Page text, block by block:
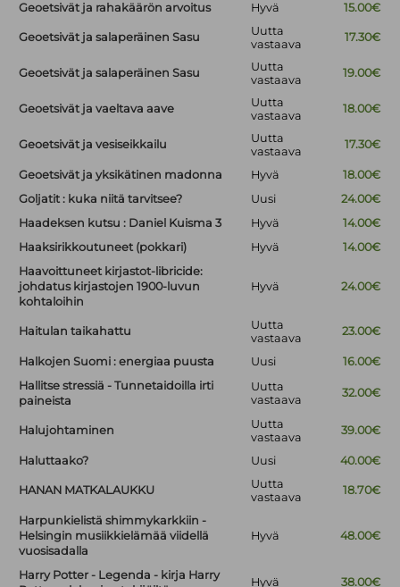
Geoetsivät ja rahakäärön arvoitus Hyvä 15.00€
Geoetsivät ja salaperäinen Sasu
Uutta
vastaava
17.30€
Geoetsivät ja salaperäinen Sasu
Uutta
vastaava
19.00€
Geoetsivät ja vaeltava aave
Uutta
vastaava
18.00€
Geoetsivät ja vesiseikkailu
Uutta
vastaava
17.30€
Geoetsivät ja yksikätinen madonna Hyvä
18.00€
Goljatit : kuka niitä tarvitsee?
Uusi
24.00€
Haadeksen kutsu : Daniel Kuisma 3
Hyvä
14.00€
Haaksirikkoutuneet (pokkari)
Hyvä
14.00€
Haavoittuneet kirjastot-libricide:
johdatus kirjastojen 1900-luvun
kohtaloihin
Hyvä 24.00€
Haitulan taikahattu
Uutta
vastaava
23.00€
Halkojen Suomi : energiaa puusta Uusi
16.00€
Hallitse stressiä - Tunnetaidoilla irti
paineista
Uutta
vastaava
32.00€
Halujohtaminen
Uutta
vastaava
39.00€
Haluttaako? Uusi 40.00€
HANAN MATKALAUKKU
Uutta
vastaava
18.70€
Harpunkielistä shimmykarkkiin -
Helsingin musiikkielämää viidellä
vuosisadalla
Hyvä 48.00€
Harry Potter - Legenda - kirja Harry
Hyvä 38.00€